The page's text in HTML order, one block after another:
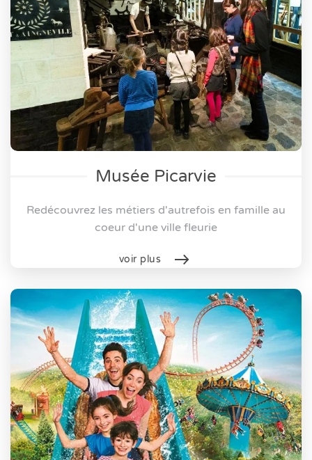
Musée Picarvie
Redécouvrez les métiers d'autrefois en famille au
coeur d'une ville fleurie
voir plus